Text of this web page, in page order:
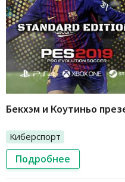
Бекхэм и Коутиньо
Киберспорт
Подробнее